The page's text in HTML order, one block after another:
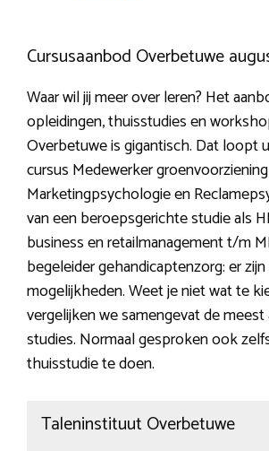
Cursusaanbod Overbetuwe
Waar wil jij meer over leren? Het
opleidingen, thuisstudies en
Overbetuwe is gigantisch. Dat loopt
cursus Medewerker
Marketingpsychologie en
van een beroepsgerichte studie als
business en retailmanagement t/m
begeleider gehandicaptenzorg: er
mogelijkheden. Weet je niet wat te
vergelijken we samengevat de
studies. Normaal gesproken ook
thuisstudie te doen.
Taleninstituut Overbetuwe